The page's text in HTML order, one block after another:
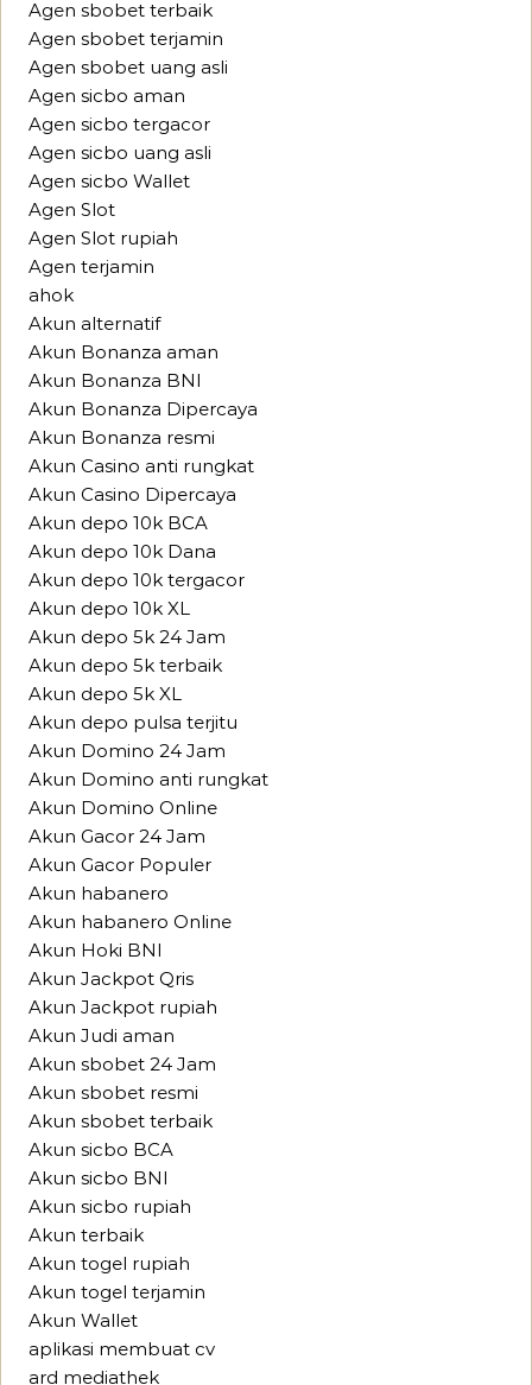
Agen sbobet terbaik
Agen sbobet terjamin
Agen sbobet uang asli
Agen sicbo aman
Agen sicbo tergacor
Agen sicbo uang asli
Agen sicbo Wallet
Agen Slot
Agen Slot rupiah
Agen terjamin
ahok
Akun alternatif
Akun Bonanza aman
Akun Bonanza BNI
Akun Bonanza Dipercaya
Akun Bonanza resmi
Akun Casino anti rungkat
Akun Casino Dipercaya
Akun depo 10k BCA
Akun depo 10k Dana
Akun depo 10k tergacor
Akun depo 10k XL
Akun depo 5k 24 Jam
Akun depo 5k terbaik
Akun depo 5k XL
Akun depo pulsa terjitu
Akun Domino 24 Jam
Akun Domino anti rungkat
Akun Domino Online
Akun Gacor 24 Jam
Akun Gacor Populer
Akun habanero
Akun habanero Online
Akun Hoki BNI
Akun Jackpot Qris
Akun Jackpot rupiah
Akun Judi aman
Akun sbobet 24 Jam
Akun sbobet resmi
Akun sbobet terbaik
Akun sicbo BCA
Akun sicbo BNI
Akun sicbo rupiah
Akun terbaik
Akun togel rupiah
Akun togel terjamin
Akun Wallet
aplikasi membuat cv
ard mediathek